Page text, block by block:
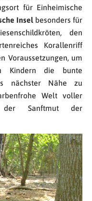
für Einheimische
Inselbesonders für
den
Korallenriff
Voraussetzungen, um
Kindern die bunte
nächster Nähe zu
Welt voller
Sanftmut der